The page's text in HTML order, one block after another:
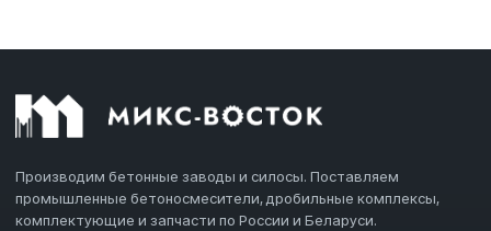
Производим бетонные заводы и силосы. Поставляем
промышленные бетоносмесители, дробильные комплексы,
комплектующие и запчасти по России и Беларуси.